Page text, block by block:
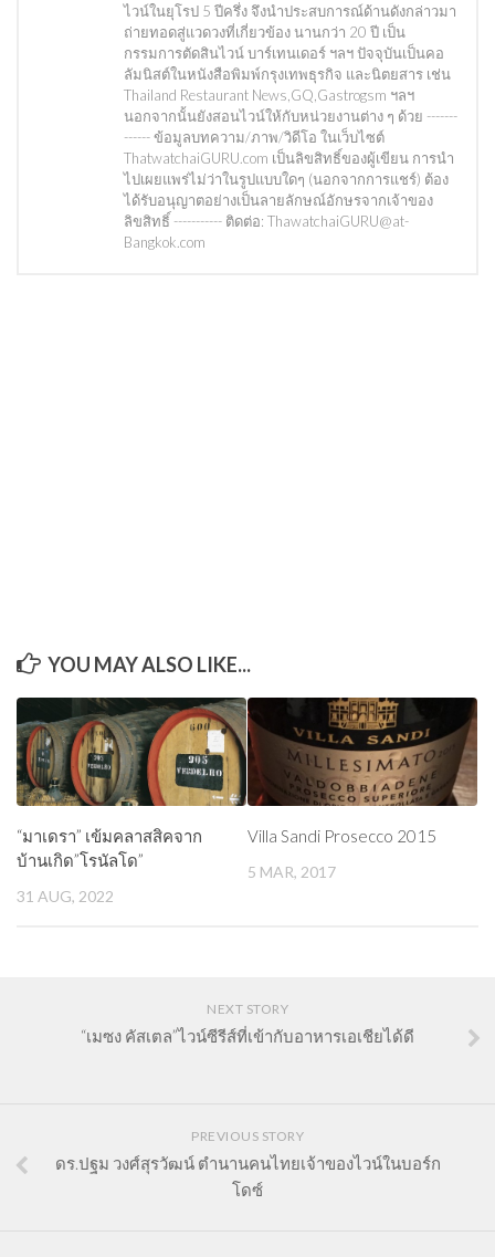
ไวน์ในยุโรป 5 ปีครึ่ง จึงนำประสบการณ์ด้านดังกล่าวมา
ถ่ายทอดสู่แวดวงที่เกี่ยวข้อง นานกว่า 20 ปี เป็น
กรรมการตัดสินไวน์ บาร์เทนเดอร์ ฯลฯ ปัจจุบันเป็นคอ
ลัมนิสต์ในหนังสือพิมพ์กรุงเทพธุรกิจ และนิตยสาร เช่น
Thailand Restaurant News,GQ,Gastrogsm ฯลฯ
นอกจากนั้นยังสอนไวน์ให้กับหน่วยงานต่าง ๆ ด้วย -------
------ ข้อมูลบทความ/ภาพ/วิดีโอ ในเว็บไซต์
ThatwatchaiGURU.com เป็นลิขสิทธิ์ของผู้เขียน การนำ
ไปเผยแพร่ไม่ว่าในรูปแบบใดๆ (นอกจากการแชร์) ต้อง
ได้รับอนุญาตอย่างเป็นลายลักษณ์อักษรจากเจ้าของ
ลิขสิทธิ์ ----------- ติดต่อ: ThawatchaiGURU@at-
Bangkok.com
YOU MAY ALSO LIKE...
“มาเดรา” เข้มคลาสสิคจาก
บ้านเกิด”โรนัลโด”
31 AUG, 2022
Villa Sandi Prosecco 2015
5 MAR, 2017
NEXT STORY
“เมซง คัสเตล”ไวน์ซีรีส์ที่เข้ากับอาหารเอเชียได้ดี
PREVIOUS STORY
ดร.ปฐม วงศ์สุรวัฒน์ ตำนานคนไทยเจ้าของไวน์ในบอร์ก
โดซ์